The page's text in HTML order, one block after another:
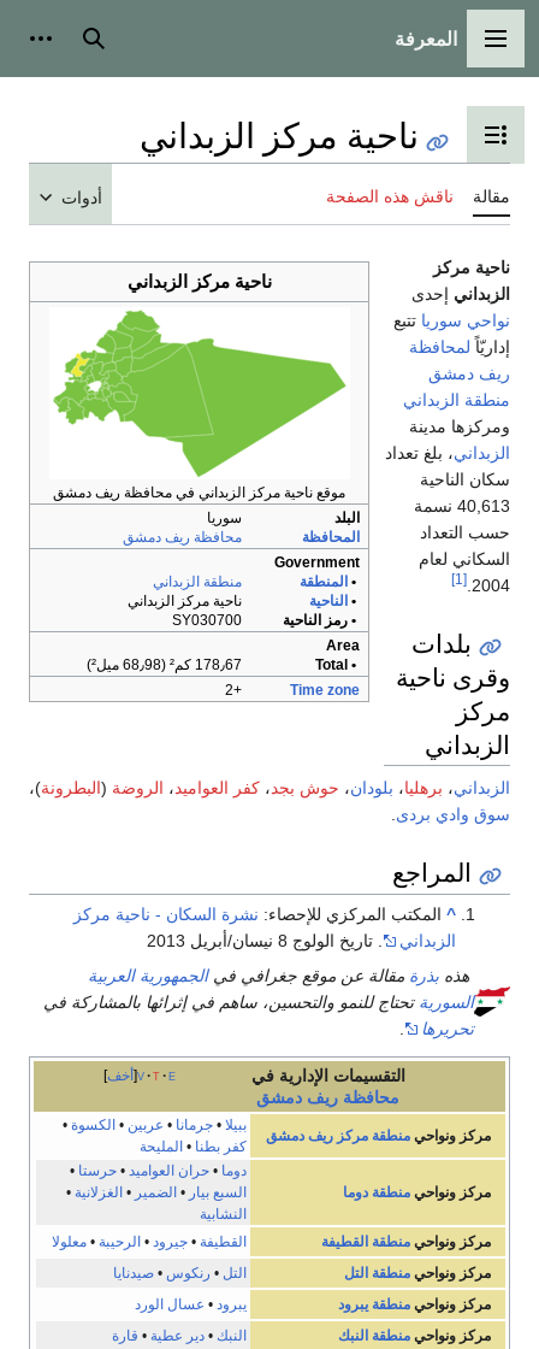
القائمة الرئيسية
المعرفة بحث
تبديل عرض جدول المحتويات
ناحية مركز الزبداني
مقالة ناقش هذه الصفحة أدوات
ناحية مركز الزبداني
موقع ناحية مركز الزبداني في محافظة ريف دمشق
البلد
سوريا
المحافظة
محافظة ريف دمشق
Government
• المنطقة
منطقة الزبداني
• الناحية
ناحية مركز الزبداني
• رمز الناحية
SY030700
Area
• Total
178٫67 كم² (68٫98 ميل²)
Time zone
+2
ناحية مركز
الزبداني إحدى
نواحي سوريا تتبع
إداريّاً لمحافظة
ريف دمشق
منطقة الزبداني
ومركزها مدينة
الزبداني، بلغ تعداد
سكان الناحية
40,613 نسمة
حسب التعداد
السكاني لعام
2004.
[1]
بلدات
وقرى ناحية
مركز
الزبداني
الزبداني، برهليا، بلودان، حوش بجد، كفر العواميد، الروضة (البطرونة)،
سوق وادي بردى.
المراجع
^ المكتب المركزي للإحصاء: نشرة السكان - ناحية مركز
الزبداني
. تاريخ الولوج 8 نيسان/أبريل 2013
هذه بذرة مقالة عن موقع جغرافي فيالجمهورية العربية
السورية تحتاج للنمو والتحسين، ساهم في إثرائها بالمشاركة في
تحريرها
أخف v t e
التقسيمات الإدارية في
محافظة ريف دمشق
مركز ونواحيمنطقة مركز ريف دمشق
ببيلا •جرمانا • عربين • الكسوة •
كفر بطنا • المليحة
مركز ونواحيمنطقة دوما
دوما •حران العواميد •حرستا •
السبع بيار • الضمير • الغزلانية •
النشابية
مركز ونواحيمنطقة القطيفة القطيفة •جيرود • الرحيبة •معلولا
مركز ونواحيمنطقة التل التل • رنكوس •صيدنايا
مركز ونواحيمنطقة يبرود يبرود • عسال الورد
مركز ونواحيمنطقة النبك النبك •دير عطية • قارة